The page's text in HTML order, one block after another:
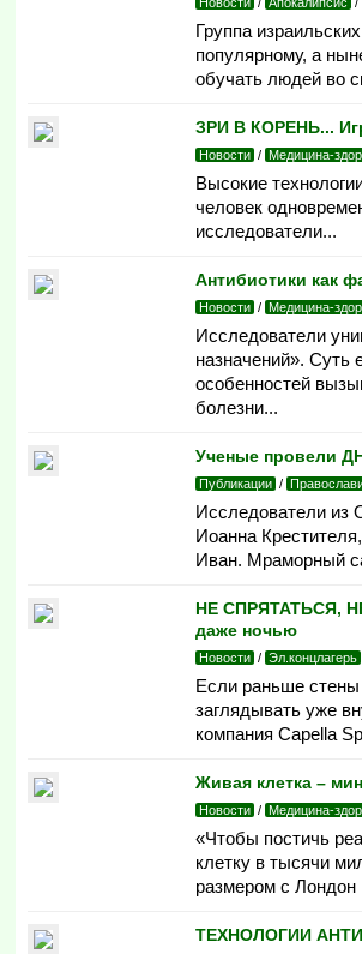
Группа
популярному, а
обучать людей во
ЗРИ В КОРЕНЬ...
Новости / Медицина-
Высокие
человек
исследователи...
Антибиотики как
Новости / Медицина-
Исследователи
назначений». Суть
особенностей
болезни...
Ученые провели
Публикации /
Исследователи из
Иоанна
Иван. Мраморный
НЕ СПРЯТАТЬСЯ,
даже ночью
Новости / Эл.концлагерь
Если раньше стены
заглядывать уже
компания Capella
Живая клетка –
Новости / Медицина-
«Чтобы постичь
клетку в тысячи
размером с
ТЕХНОЛОГИИ